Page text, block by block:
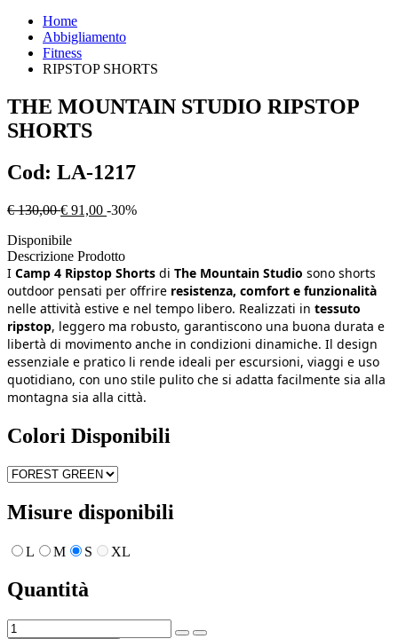
Home
Abbigliamento
Fitness
RIPSTOP SHORTS
THE MOUNTAIN STUDIO RIPSTOP
SHORTS
Cod: LA-1217
€ 130,00 € 91,00 -30%
Disponibile
Descrizione Prodotto
I Camp 4 Ripstop Shorts di The Mountain Studio sono shorts
outdoor pensati per offrire resistenza, comfort e funzionalità
nelle attività estive e nel tempo libero. Realizzati in tessuto
ripstop, leggero ma robusto, garantiscono una buona durata e
libertà di movimento anche in condizioni dinamiche. Il design
essenziale e pratico li rende ideali per escursioni, viaggi e uso
quotidiano, con uno stile pulito che si adatta facilmente sia alla
montagna sia alla città.
Colori Disponibili
Misure disponibili
L M S XL
Quantità